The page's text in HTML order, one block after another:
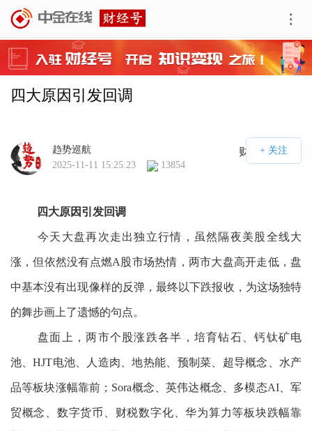
四大原因引发回调
财经号APP
趋势巡航
2025-11-11 15:25:23
13854
四大原因引发回调
今天大盘再次走出独立行情，虽然隔夜美股全线大
涨，但依然没有点燃A股市场热情，两市大盘高开走低，盘
中基本没有出现像样的反弹，最终以下跌报收，为这场独特
的舞步画上了遗憾的句点。
盘面上，两市个股涨跌各半，培育钻石、钙钛矿电
池、HJT电池、人造肉、地热能、预制菜、超导概念、水产
品等板块涨幅靠前；Sora概念、英伟达概念、多模态AI、军
贸概念、数字货币、财税数字化、华为算力等板块跌幅靠